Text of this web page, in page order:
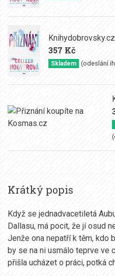
Knihydobrovsky.cz
357 Kč
Skladem (odeslání
Krátký popis
Když se jednadvacetiletá
Dallasu, má pocit, že jí osud
Jenže ona nepatří k těm, kdo
by se na ni usmálo teprve ve
přišla ucházet o práci, potká